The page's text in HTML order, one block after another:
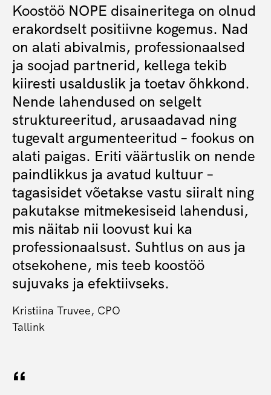
Koostöö NOPE disaineritega on olnud
erakordselt positiivne kogemus. Nad
on alati abivalmis, professionaalsed
ja soojad partnerid, kellega tekib
kiiresti usalduslik ja toetav õhkkond.
Nende lahendused on selgelt
struktureeritud, arusaadavad ning
tugevalt argumenteeritud – fookus on
alati paigas. Eriti väärtuslik on nende
paindlikkus ja avatud kultuur –
tagasisidet võetakse vastu siiralt ning
pakutakse mitmekesiseid lahendusi,
mis näitab nii loovust kui ka
professionaalsust. Suhtlus on aus ja
otsekohene, mis teeb koostöö
sujuvaks ja efektiivseks.
Kristiina Truvee, CPO
Tallink